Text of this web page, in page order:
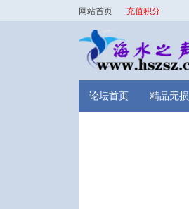
网站首页 充值积分
论坛首页 精品无损